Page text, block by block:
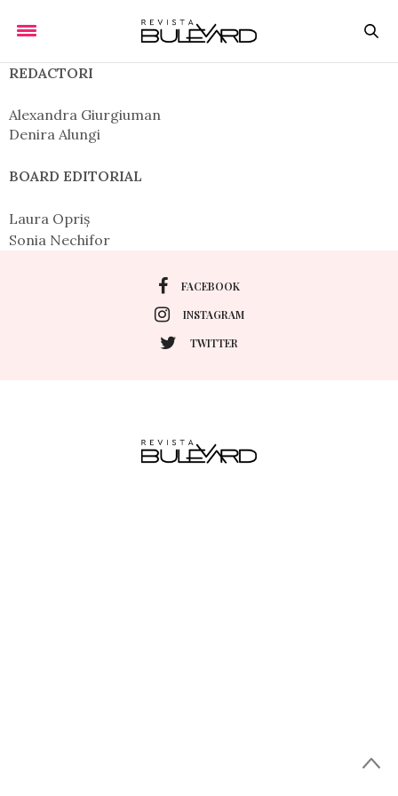
REDACTORI
Alexandra Giurgiuman
Denira Alungi
BOARD EDITORIAL
Laura Opriș
Sonia Nechifor
FACEBOOK
INSTAGRAM
TWITTER